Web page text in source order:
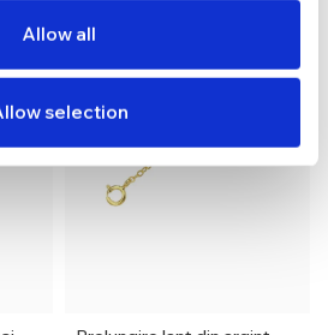
Allow all
selection